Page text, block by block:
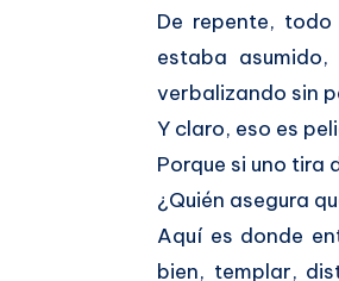
De repente,
estaba
verbalizando sin
Y claro, eso es
Porque si uno tira
¿Quién asegura
Aquí es donde
bien, templar,